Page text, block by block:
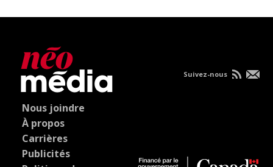
Nous joindre
À propos
Carrières
Publicités
Suivez-nous